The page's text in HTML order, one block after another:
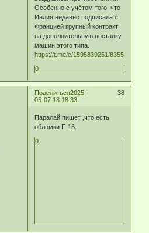
Особенно с учётом того, что
Индия недавно подписала с
Францией крупный контракт
на дополнительную поставку
машин этого типа.
https://t.me/c/1595839251/8355
0
Поделиться 38
2025-
05-07 18:18:33
Паралай пишет ,что есть
обломки F-16.
0